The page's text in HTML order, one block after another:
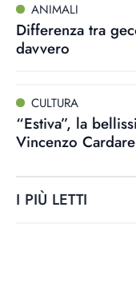
ANIMALI
Differenza tra
davvero
CULTURA
“Estiva”, la
Vincenzo
I PIÙ LETTI